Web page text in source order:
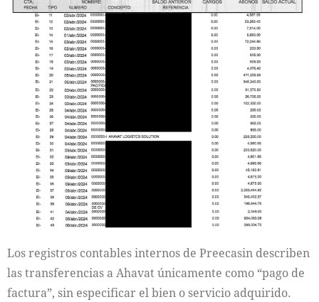
Los registros contables internos de Preecasin describen
las transferencias a Ahavat únicamente como “pago de
factura”, sin especificar el bien o servicio adquirido.